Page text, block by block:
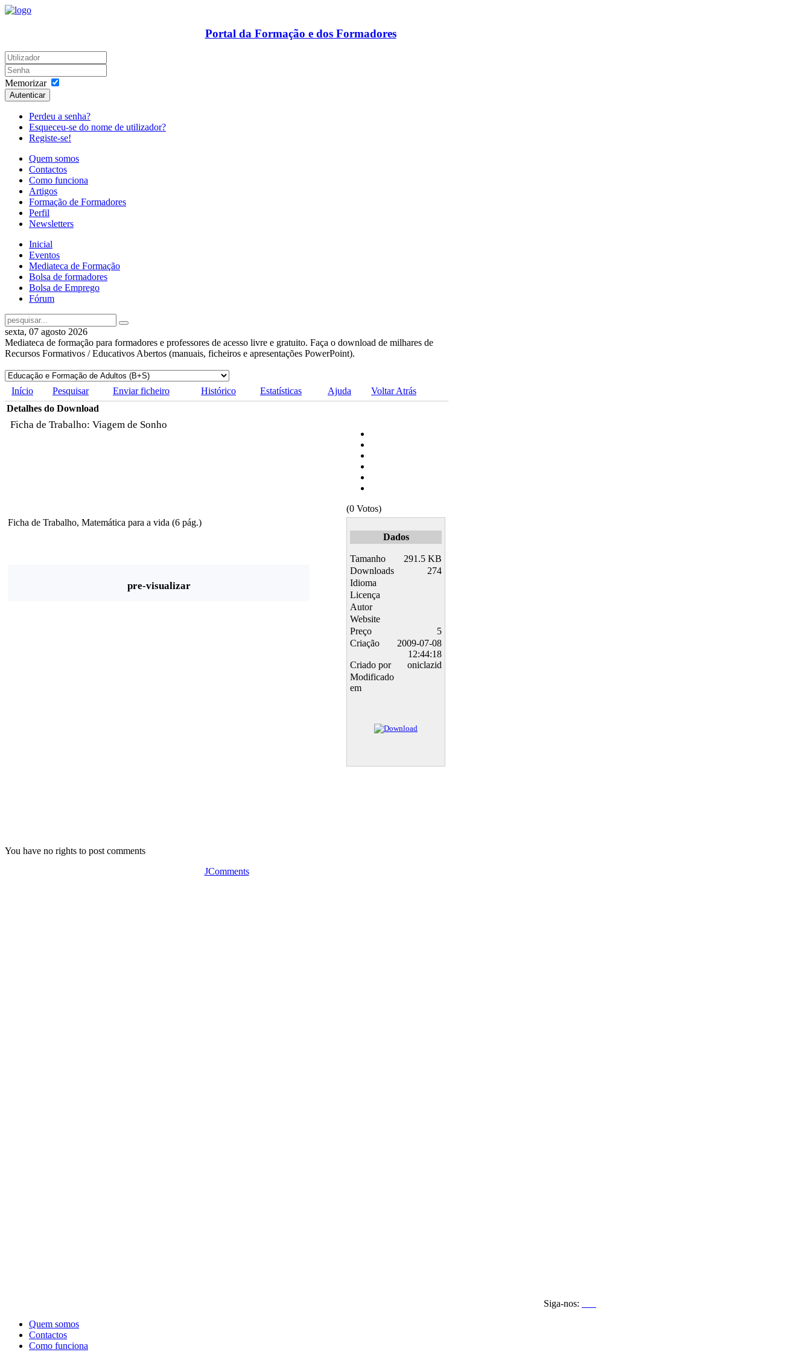
Portal da Formação e dos Formadores
Memorizar
Autenticar
Perdeu a senha?
Esqueceu-se do nome de utilizador?
Registe-se!
Quem somos
Contactos
Como funciona
Artigos
Formação de Formadores
Perfil
Newsletters
Inicial
Eventos
Mediateca de Formação
Bolsa de formadores
Bolsa de Emprego
Fórum
sexta, 07 agosto 2026
Mediateca de formação para formadores e professores de acesso livre e gratuito. Faça o download de milhares de
Recursos Formativos / Educativos Abertos (manuais, ficheiros e apresentações PowerPoint).
Início Pesquisar Enviar ficheiro Histórico Estatísticas Ajuda
Voltar Atrás
Detalhes do Download
Ficha de Trabalho: Viagem de Sonho
(0 Votos)
Ficha de Trabalho, Matemática para a vida (6 pág.)
pre-visualizar
Dados
Tamanho
291.5 KB
Downloads
274
Idioma
Licença
Autor
Website
Preço
5
Criação
2009-07-08
12:44:18
Criado por
oniclazid
Modificado
em
You have no rights to post comments
JComments
Siga-nos:
Quem somos
Contactos
Como funciona